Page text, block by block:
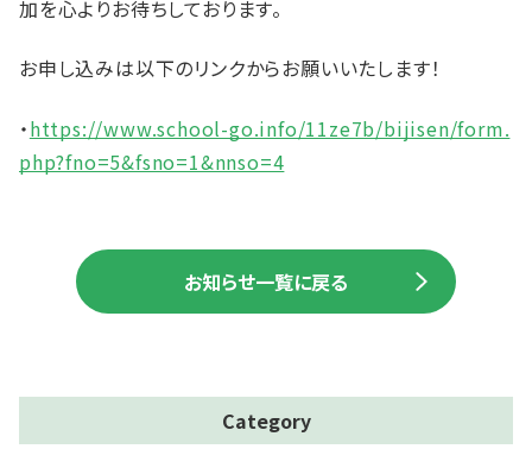
加を心よりお待ちしております。
お申し込みは以下のリンクからお願いいたします！
・https://www.school-go.info/11ze7b/bijisen/form.
php?fno=5&fsno=1&nnso=4
お知らせ一覧に戻る
Category